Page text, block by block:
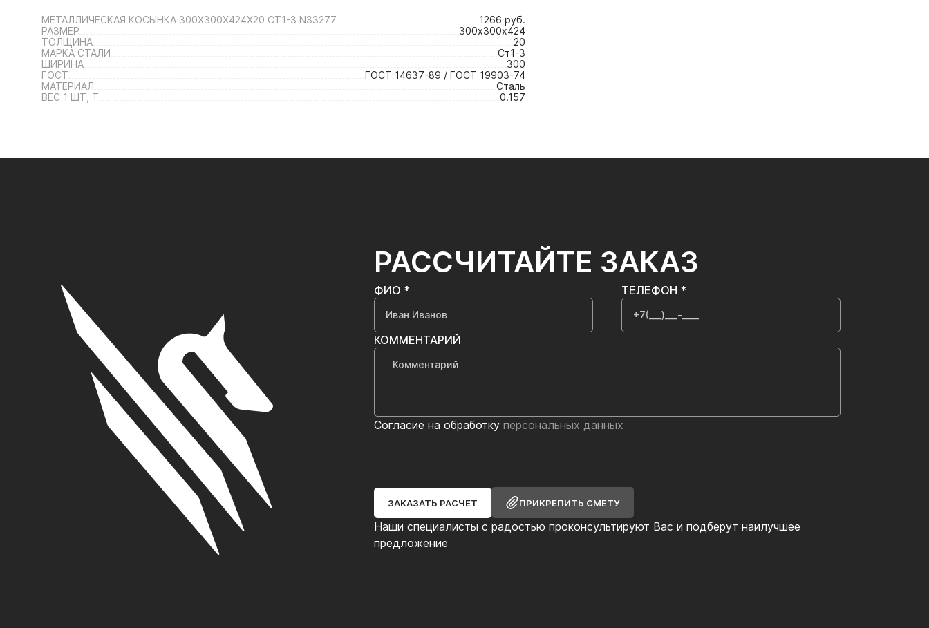
МЕТАЛЛИЧЕСКАЯ КОСЫНКА 300Х300Х424Х20 СТ1-3 N33277
1266 руб.
РАЗМЕР
300х300х424
ТОЛЩИНА
20
МАРКА СТАЛИ
Ст1-3
ШИРИНА
300
ГОСТ
ГОСТ 14637-89 / ГОСТ 19903-74
МАТЕРИАЛ
Сталь
ВЕС 1 ШТ, Т
0.157
РАССЧИТАЙТЕ ЗАКАЗ
Наши специалисты с радостью проконсультируют Вас и подберут наилучшее
предложение
ФИО * ТЕЛЕФОН *
КОММЕНТАРИЙ
Согласие на обработку персональных данных
ЗАКАЗАТЬ РАСЧЕТ ПРИКРЕПИТЬ СМЕТУ